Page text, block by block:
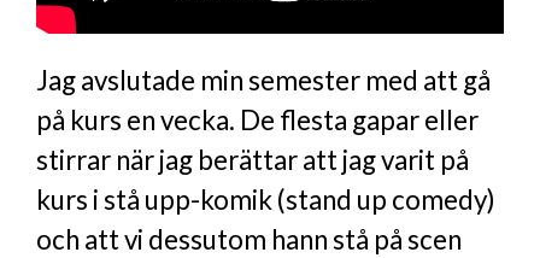
Jag avslutade min semester med att gå
på kurs en vecka. De flesta gapar eller
stirrar när jag berättar att jag varit på
kurs i stå upp-komik (stand up comedy)
och att vi dessutom hann stå på scen